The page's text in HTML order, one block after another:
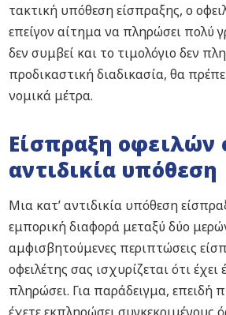
τακτική υπόθεση είσπραξης, ο
επείγον αίτημα να πληρώσει πολύ
δεν συμβεί και το τιμολόγιο δεν
προδικαστική διαδικασία, θα
νομικά μέτρα.
Είσπραξη οφειλών
αντιδικία υπόθεση
Μια κατ’ αντιδικία υπόθεση
εμπορική διαφορά μεταξύ δύο
αμφισβητούμενες περιπτώσεις
οφειλέτης σας ισχυρίζεται ότι
πληρώσει. Για παράδειγμα, επειδή